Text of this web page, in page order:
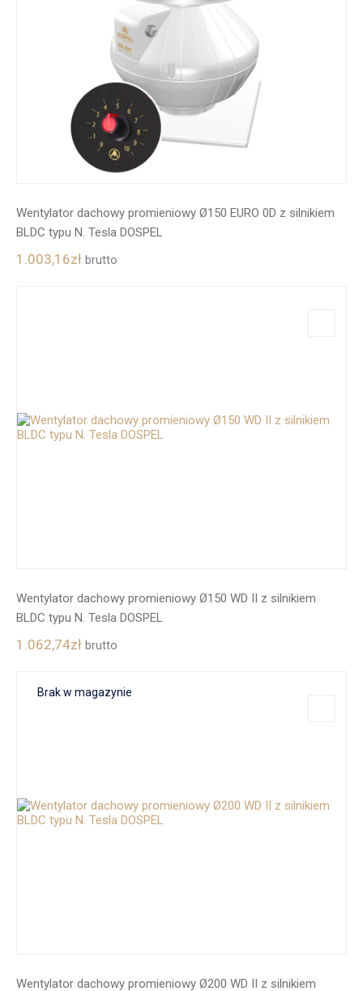
Wentylator dachowy promieniowy Ø150 EURO 0D z silnikiem
BLDC typu N. Tesla DOSPEL
1.003,16zł brutto
Wentylator dachowy promieniowy Ø150 WD II z silnikiem
BLDC typu N. Tesla DOSPEL
1.062,74zł brutto
Wentylator dachowy promieniowy Ø200 WD II z silnikiem